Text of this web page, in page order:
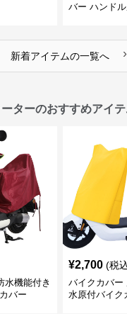
バー ハンド
新着アイテムの一覧へ ›
ターのおすすめアイテ
水機能付き
バー
¥2,700 (税
バイクカバー
水原付バイク